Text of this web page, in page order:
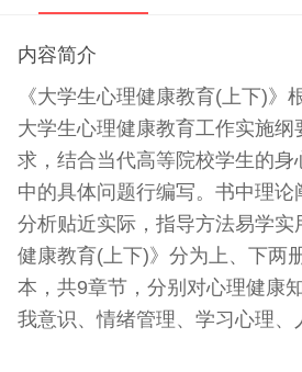
内容简介
《大学生心理健康教育(上下)》
大学生心理健康教育工作实施纲
求，结合当代高等院校学生的身
中的具体问题行编写。书中理论
分析贴近实际，指导方法易学实用。 《大学
健康教育(上下)》分为上、下两
本，共9章节，分别对心理健康
我意识、情绪管理、学习心理、
心理、人格塑造、挫折和意志等